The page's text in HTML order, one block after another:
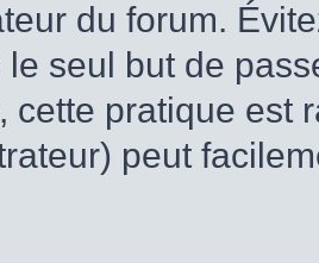
du forum.
seul but de
cette pratique est
peut